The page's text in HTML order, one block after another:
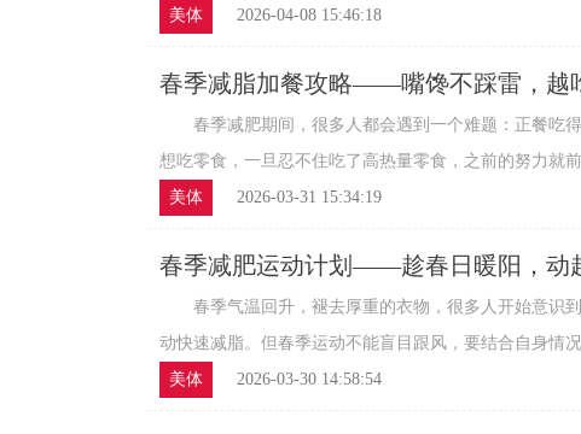
美体
2026-04-08 15:46:18
春季减脂加餐攻略——嘴馋不踩雷，越
春季减肥期间，很多人都会遇到一个难题：正餐吃得
想吃零食，一旦忍不住吃了高热量零食，之前的努力就
美体
2026-03-31 15:34:19
春季减肥运动计划——趁春日暖阳，动
春季气温回升，褪去厚重的衣物，很多人开始意识到
动快速减脂。但春季运动不能盲目跟风，要结合自身情
美体
2026-03-30 14:58:54